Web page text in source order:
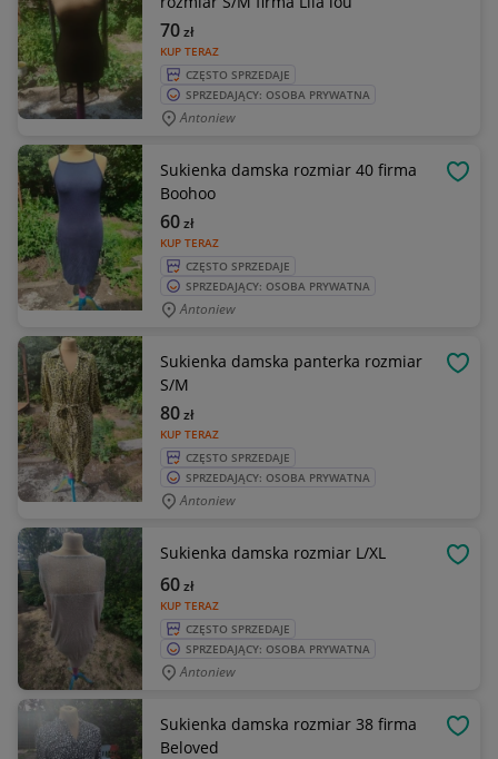
KUP TERAZ
70zł
CZĘSTO SPRZEDAJE
SPRZEDAJĄCY: OSOBA PRYWATNA
Antoniew
Sukienka damska rozmiar 40 firma
Boohoo
KUP TERAZ
60zł
CZĘSTO SPRZEDAJE
SPRZEDAJĄCY: OSOBA PRYWATNA
Antoniew
Sukienka damska panterka rozmiar
S/M
KUP TERAZ
80zł
CZĘSTO SPRZEDAJE
SPRZEDAJĄCY: OSOBA PRYWATNA
Antoniew
Sukienka damska rozmiar L/XL
KUP TERAZ
60zł
CZĘSTO SPRZEDAJE
SPRZEDAJĄCY: OSOBA PRYWATNA
Antoniew
Sukienka damska rozmiar 38 firma
Beloved